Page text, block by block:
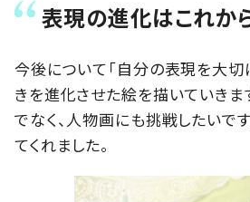
表現の進化はこれか
今後について「自分の表現を大切
きを進化させた絵を描いていきま
でなく、人物画にも挑戦したいで
てくれました。